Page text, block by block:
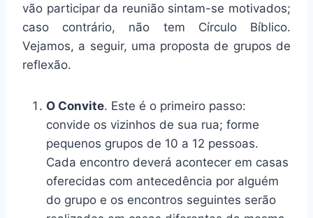
vão participar da reunião sintam-se motivados;
caso contrário, não tem Círculo Bíblico.
Vejamos, a seguir, uma proposta de grupos de
reflexão.
O Convite. Este é o primeiro passo:
convide os vizinhos de sua rua; forme
pequenos grupos de 10 a 12 pessoas.
Cada encontro deverá acontecer em casas
oferecidas com antecedência por alguém
do grupo e os encontros seguintes serão